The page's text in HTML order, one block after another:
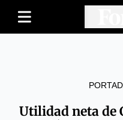
Utilidad neta de